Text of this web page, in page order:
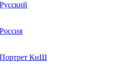
Русский
Россия
Портрет КиШ